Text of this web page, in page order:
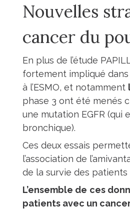
Nouvelles
cancer du
En plus de l’étude
fortement impliqué
à l’ESMO, et notamment
phase 3 ont été menés
une mutation EGFR (qui
bronchique).
Ces deux essais
l’association de
de la survie des patients
L’ensemble de ces
patients avec un